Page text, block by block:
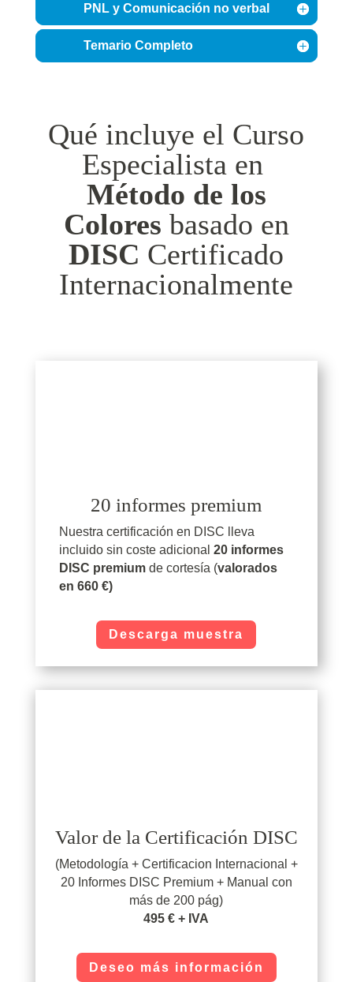
PNL y Comunicación no verbal
Temario Completo
Qué incluye el Curso
Especialista en
Método de los
Colores basado en
DISC Certificado
Internacionalmente
20 informes premium
Nuestra certificación en DISC lleva
incluido sin coste adicional 20 informes
DISC premiumde cortesía (valorados
en 660 €)
Descarga muestra
Valor de la Certificación DISC
(Metodología + Certificacion Internacional +
20 Informes DISC Premium + Manual con
más de 200 pág)
495 € + IVA
Deseo más información